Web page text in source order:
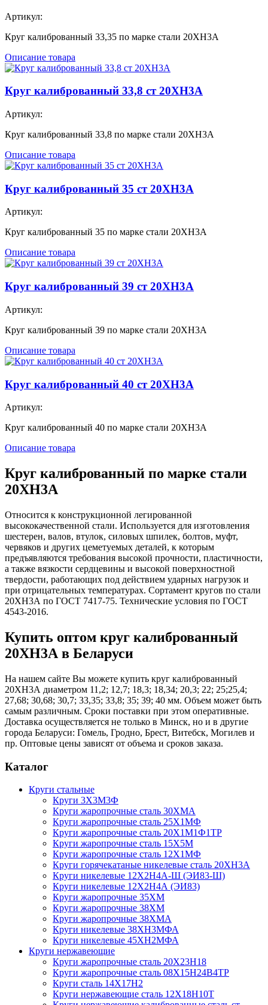
Артикул:
Круг калиброванный 33,35 по марке стали 20ХН3А
Описание товара
Круг калиброванный 33,8 ст 20ХН3А
Артикул:
Круг калиброванный 33,8 по марке стали 20ХН3А
Описание товара
Круг калиброванный 35 ст 20ХН3А
Артикул:
Круг калиброванный 35 по марке стали 20ХН3А
Описание товара
Круг калиброванный 39 ст 20ХН3А
Артикул:
Круг калиброванный 39 по марке стали 20ХН3А
Описание товара
Круг калиброванный 40 ст 20ХН3А
Артикул:
Круг калиброванный 40 по марке стали 20ХН3А
Описание товара
Круг калиброванный по марке стали
20ХН3А
Относится к конструкционной легированной
высококачественной стали. Используется для изготовления
шестерен, валов, втулок, силовых шпилек, болтов, муфт,
червяков и других цеметуемых деталей, к которым
предъявляются требования высокой прочности, пластичности,
а также вязкости сердцевины и высокой поверхностной
твердости, работающих под действием ударных нагрузок и
при отрицательных температурах. Сортамент кругов по стали
20ХН3А по ГОСТ 7417-75. Технические условия по ГОСТ
4543-2016.
Купить оптом круг калиброванный
20ХН3А в Беларуси
На нашем сайте Вы можете купить круг калиброванный
20ХН3А диаметром 11,2; 12,7; 18,3; 18,34; 20,3; 22; 25;25,4;
27,68; 30,68; 30,7; 33,35; 33,8; 35; 39; 40 мм. Объем может быть
самым различным. Сроки поставки при этом оперативные.
Доставка осуществляется не только в Минск, но и в другие
города Беларуси: Гомель, Гродно, Брест, Витебск, Могилев и
пр. Оптовые цены зависят от объема и сроков заказа.
Каталог
Круги стальные
Круги 3Х3М3Ф
Круги жаропрочные сталь 30ХМА
Круги жаропрочные сталь 25Х1МФ
Круги жаропрочные сталь 20Х1М1Ф1ТР
Круги жаропрочные сталь 15Х5М
Круги жаропрочные сталь 12Х1МФ
Круги горячекатаные никелевые сталь 20ХН3А
Круги никелевые 12Х2Н4А-Ш (ЭИ83-Ш)
Круги никелевые 12Х2Н4А (ЭИ83)
Круги жаропрочные 35ХМ
Круги жаропрочные 38ХМ
Круги жаропрочные 38ХМА
Круги никелевые 38XH3MФА
Круги никелевые 45ХН2МФА
Круги нержавеющие
Круги жаропрочные сталь 20Х23Н18
Круги жаропрочные сталь 08Х15Н24В4ТР
Круги сталь 14Х17Н2
Круги нержавеющие сталь 12Х18Н10Т